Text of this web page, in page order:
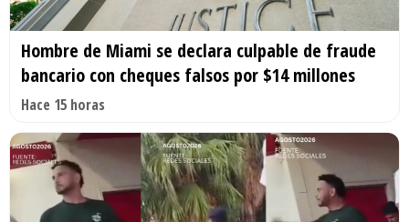
Hombre de Miami se declara culpable de fraude
bancario con cheques falsos por $14 millones
Hace 15 horas